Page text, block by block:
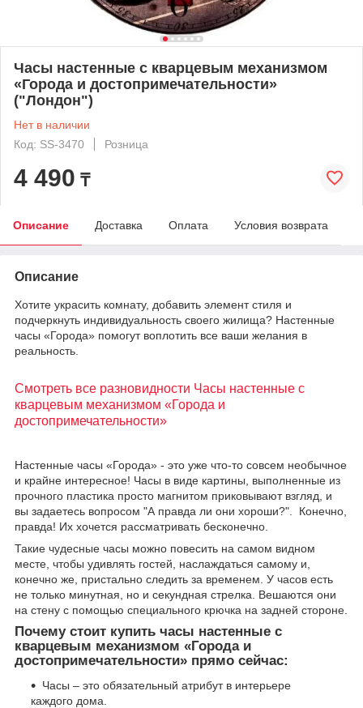
Часы настенные с кварцевым механизмом
«Города и достопримечательности»
("Лондон")
Нет в наличии
Код: SS-3470
Розница
4 490 ₸
Описание Доставка Оплата Условия возврата
Описание
Хотите украсить комнату, добавить элемент стиля и
подчеркнуть индивидуальность своего жилища? Настенные
часы «Города» помогут воплотить все ваши желания в
реальность.
Смотреть все разновидности Часы настенные с
кварцевым механизмом «Города и
достопримечательности»
Настенные часы «Города» - это уже что-то совсем необычное
и крайне интересное! Часы в виде картины, выполненные из
прочного пластика просто магнитом приковывают взгляд, и
вы задаетесь вопросом "А правда ли они хороши?". Конечно,
правда! Их хочется рассматривать бесконечно.
Такие чудесные часы можно повесить на самом видном
месте, чтобы удивлять гостей, наслаждаться самому и,
конечно же, пристально следить за временем. У часов есть
не только минутная, но и секундная стрелка. Вешаются они
на стену с помощью специального крючка на задней стороне.
Почему стоит купить часы настенные с
кварцевым механизмом «Города и
достопримечательности» прямо сейчас:
Часы – это обязательный атрибут в интерьере
каждого дома.